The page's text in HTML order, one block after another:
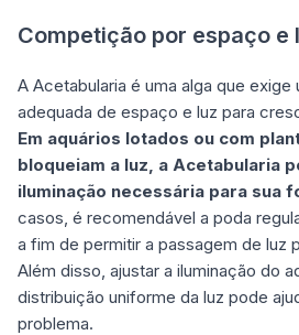
Competição por espaço e
A Acetabularia é uma alga que exige
adequada de espaço e luz para
Em aquários lotados ou com
bloqueiam a luz, a Acetabularia
iluminação necessária para sua
casos, é recomendável a poda
a fim de permitir a passagem de luz
Além disso, ajustar a iluminação do
distribuição uniforme da luz pode
problema.